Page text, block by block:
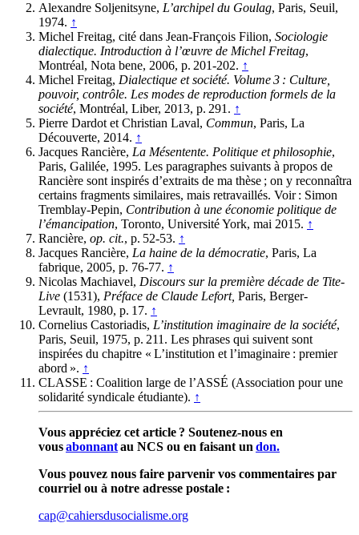
Alexandre Soljenitsyne, L’archipel du Goulag, Paris, Seuil,
1974. ↑
Michel Freitag, cité dans Jean-François Filion, Sociologie
dialectique. Introduction à l’œuvre de Michel Freitag,
Montréal, Nota bene, 2006, p. 201-202. ↑
Michel Freitag, Dialectique et société. Volume 3 : Culture,
pouvoir, contrôle. Les modes de reproduction formels de la
société, Montréal, Liber, 2013, p. 291. ↑
Pierre Dardot et Christian Laval, Commun, Paris, La
Découverte, 2014. ↑
Jacques Rancière, La Mésentente. Politique et philosophie,
Paris, Galilée, 1995. Les paragraphes suivants à propos de
Rancière sont inspirés d’extraits de ma thèse ; on y reconnaîtra
certains fragments similaires, mais retravaillés. Voir : Simon
Tremblay-Pepin, Contribution à une économie politique de
l’émancipation, Toronto, Université York, mai 2015. ↑
Rancière, op. cit., p. 52-53. ↑
Jacques Rancière, La haine de la démocratie, Paris, La
fabrique, 2005, p. 76-77. ↑
Nicolas Machiavel, Discours sur la première décade de Tite-
Live (1531), Préface de Claude Lefort, Paris, Berger-
Levrault, 1980, p. 17. ↑
Cornelius Castoriadis, L’institution imaginaire de la société,
Paris, Seuil, 1975, p. 211. Les phrases qui suivent sont
inspirées du chapitre « L’institution et l’imaginaire : premier
abord ». ↑
CLASSE : Coalition large de l’ASSÉ (Association pour une
solidarité syndicale étudiante). ↑
Vous appréciez cet article ? Soutenez-nous en
vousabonnantau NCS ou en faisant un don.
Vous pouvez nous faire parvenir vos commentaires par
courriel ou à notre adresse postale :
cap@cahiersdusocialisme.org